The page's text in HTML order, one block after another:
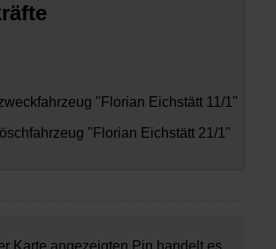
"Florian Eichstätt 11/1"
"Florian Eichstätt 21/1"
Karte angezeigten Pin handelt es